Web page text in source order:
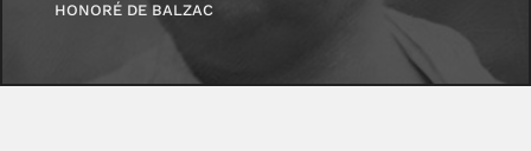
HONORÉ DE BALZAC